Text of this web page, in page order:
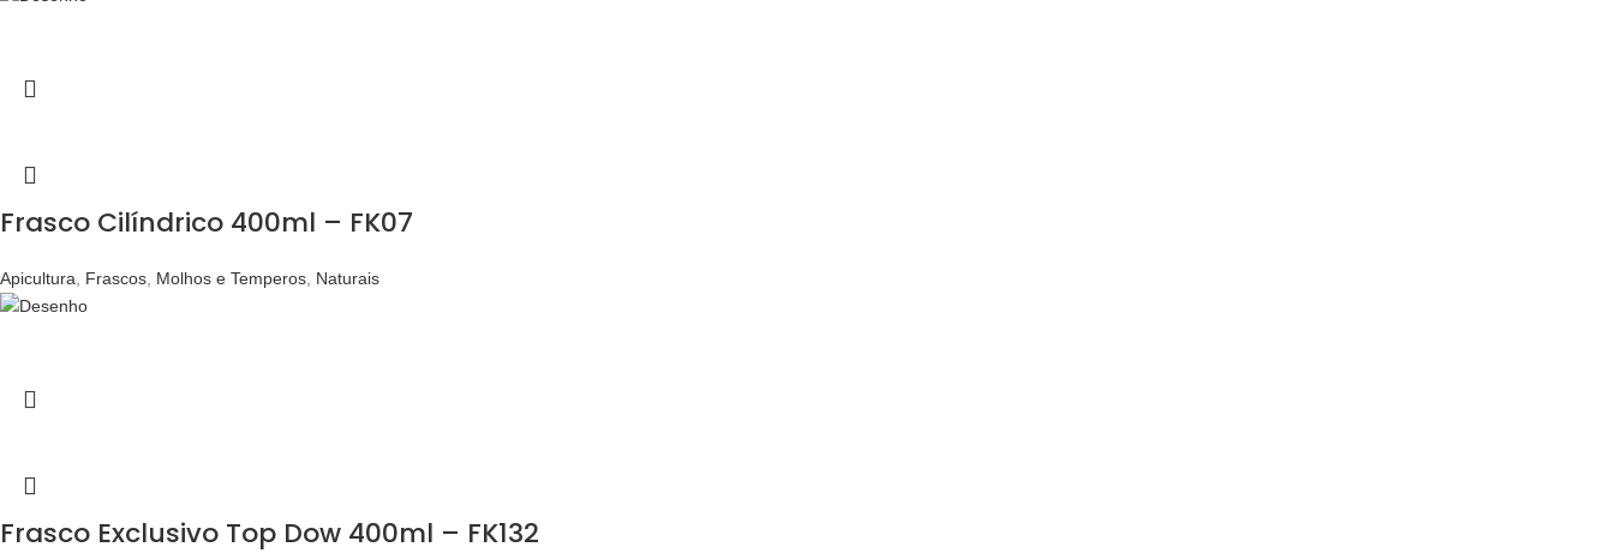
Frasco Cilíndrico 400ml – FK07
Apicultura Frascos Molhos e Temperos Naturais
Frasco Exclusivo Top Dow 400ml – FK132